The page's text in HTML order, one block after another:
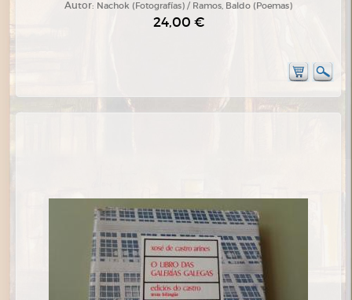
Autor: Nachok (Fotografías) / Ramos, Baldo (Poemas)
24,00 €